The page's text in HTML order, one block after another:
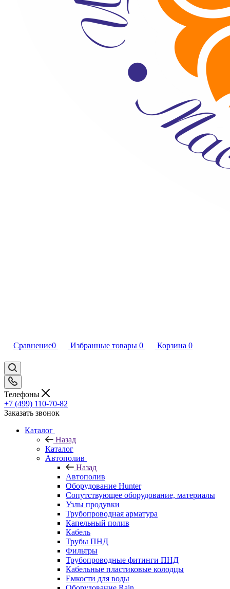
Сравнение0 Избранные товары 0 Корзина 0
Телефоны
+7 (499) 110-70-82
Заказать звонок
Каталог
Назад
Каталог
Автополив
Назад
Автополив
Оборудование Hunter
Сопутствующее оборудование, материалы
Узлы продувки
Трубопроводная арматура
Капельный полив
Кабель
Трубы ПНД
Фильтры
Трубопроводные фитинги ПНД
Кабельные пластиковые колодцы
Емкости для воды